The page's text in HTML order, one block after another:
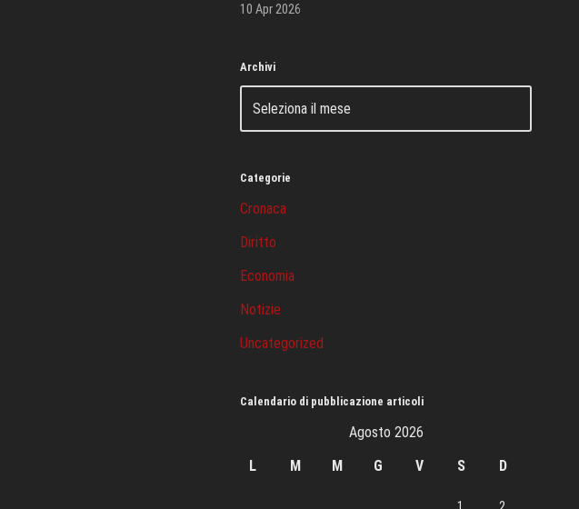
10 Apr 2026
Archivi
Categorie
Cronaca
Diritto
Economia
Notizie
Uncategorized
Calendario di pubblicazione articoli
Agosto 2026
L
M M G V S D